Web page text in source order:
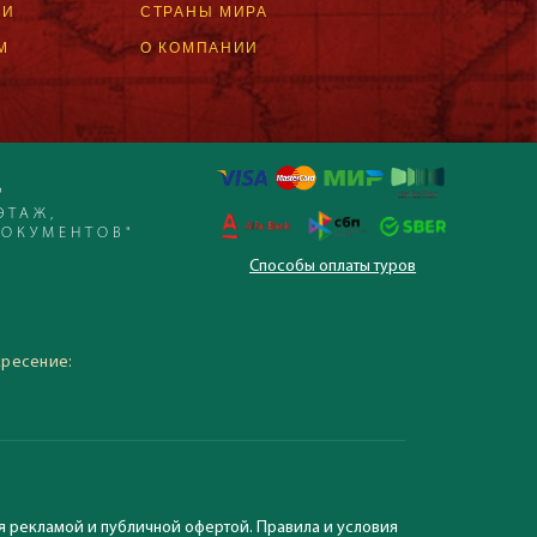
СТРАНЫ МИРА
О КОМПАНИИ
Способы оплаты туров
рекламой и публичной офертой. Правила и условия